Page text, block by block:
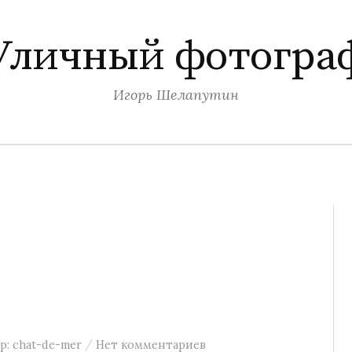
Игорь Шелапутин
chat-de-mer / Нет комментариев